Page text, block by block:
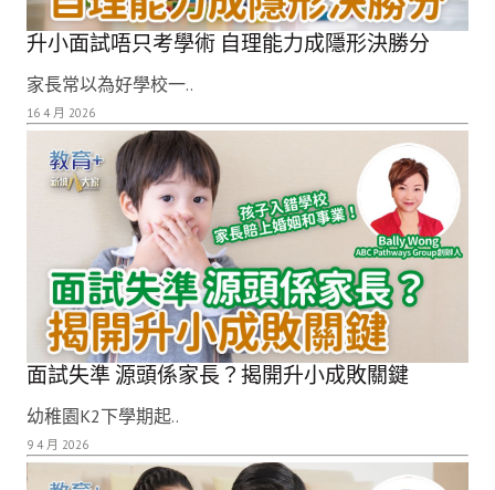
升小面試唔只考學術 自理能力成隱形決勝分
家長常以為好學校一..
16 4 月 2026
面試失準 源頭係家長？揭開升小成敗關鍵
幼稚園K2下學期起..
9 4 月 2026